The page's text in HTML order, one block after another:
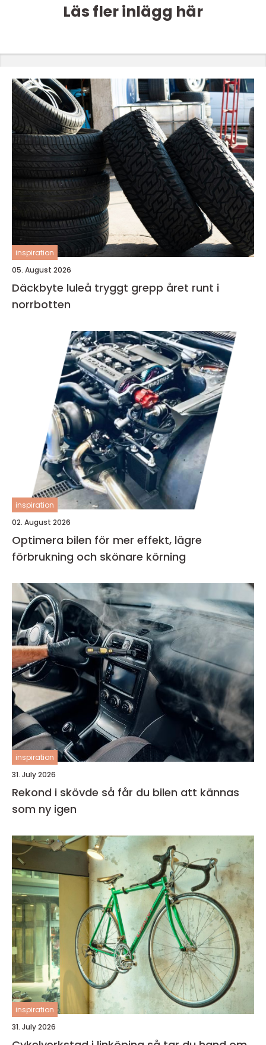
Läs fler inlägg här
inspiration
05. August 2026
Däckbyte luleå tryggt grepp året runt i
norrbotten
inspiration
02. August 2026
Optimera bilen för mer effekt, lägre
förbrukning och skönare körning
inspiration
31. July 2026
Rekond i skövde så får du bilen att kännas
som ny igen
inspiration
31. July 2026